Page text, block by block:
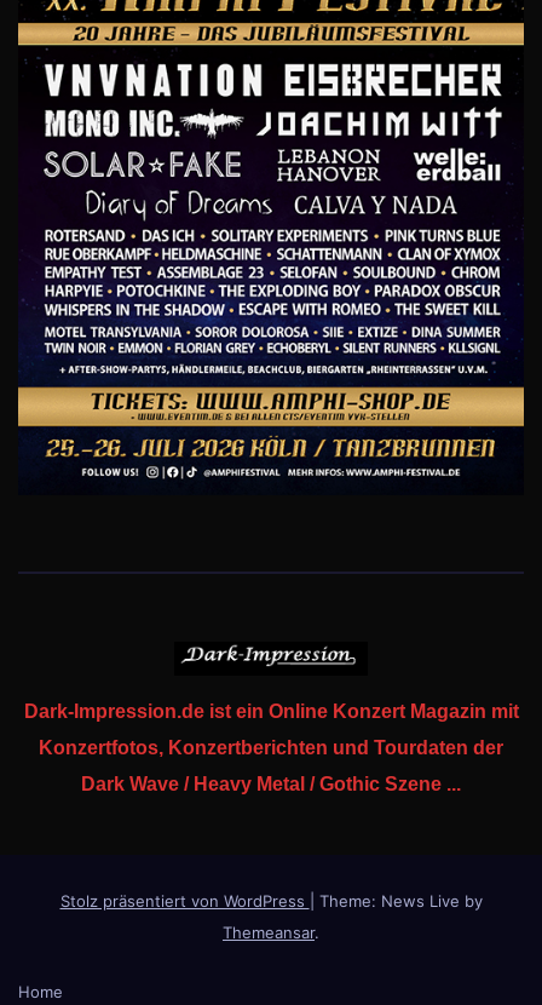
Dark-Impression.de ist ein Online Konzert Magazin mit
Konzertfotos, Konzertberichten und Tourdaten der
Dark Wave / Heavy Metal / Gothic Szene ...
Stolz präsentiert von WordPress
Theme: News Live by
Themeansar.
Home